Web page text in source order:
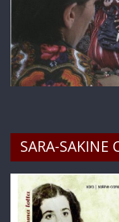
SARA-SAKINE